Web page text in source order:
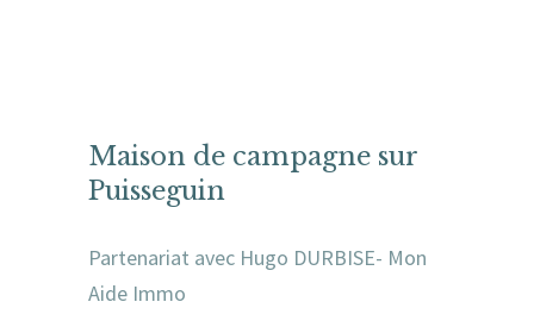
Maison de campagne sur
Puisseguin
Partenariat avec Hugo DURBISE- Mon
Aide Immo